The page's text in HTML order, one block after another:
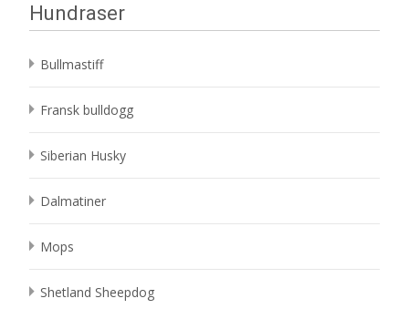
Hundraser
Bullmastiff
Fransk bulldogg
Siberian Husky
Dalmatiner
Mops
Shetland Sheepdog